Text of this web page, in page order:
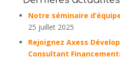
Notre séminaire
25 juillet 2025
Rejoignez Axess
Consultant